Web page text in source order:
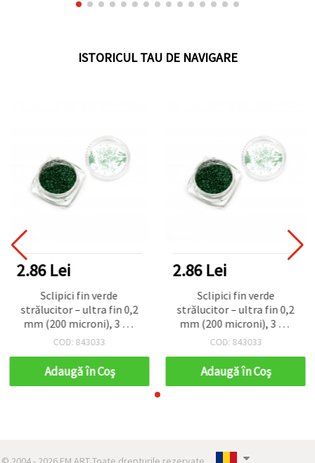
reutilizabilă, pentru DIY &
ISTORICUL TAU DE NAVIGARE
2.86 Lei
Sclipici fin verde
strălucitor – ultra fin 0,2
mm (200 microni), 3 ml
(~3 g) pentru hobby
COD: 843033
Adaugă în Coş
2.86 Lei
Sclipici fin verde
strălucitor – ultra fin 0,2
mm (200 microni), 3 ml
(~3 g) pentru hobby
COD: 843033
Adaugă în Coş